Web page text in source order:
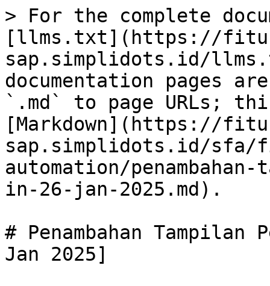
> For the complete
[llms.txt](https://
sap.simplidots.id/
documentation pages
`.md` to page URLs;
[Markdown](https://
sap.simplidots.id/sfa/
automation/
in-26-jan-2025.md).
# Penambahan
Jan 2025]